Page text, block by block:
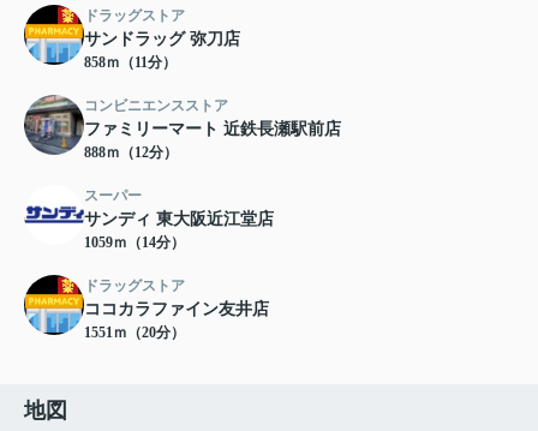
ドラッグストア
サンドラッグ 弥刀店
858ｍ（11分）
コンビニエンスストア
ファミリーマート 近鉄長瀬駅前店
888ｍ（12分）
スーパー
サンディ 東大阪近江堂店
1059ｍ（14分）
ドラッグストア
ココカラファイン友井店
1551ｍ（20分）
地図